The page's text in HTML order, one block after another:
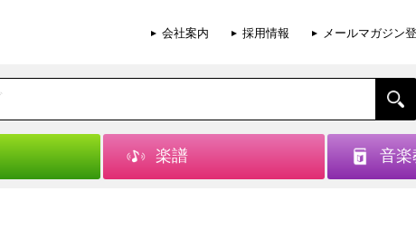
会社案内 採用情報 メールマガジン
楽譜 音楽